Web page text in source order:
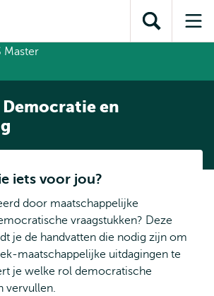
inhoud
Direct naar
subnavigatieToon
zoekveld
en
iets voor jou?
door maatschappelijke
vraagstukken? Deze
je de handvatten die nodig zijn om
maatschappelijke uitdagingen te
je welke rol democratische
vervullen.